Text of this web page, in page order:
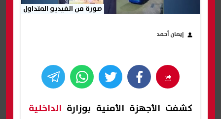
صورة من الفيديو المتداول
إيمان أحمد
كشفت الأجهزة الأمنية بوزارة الداخلية